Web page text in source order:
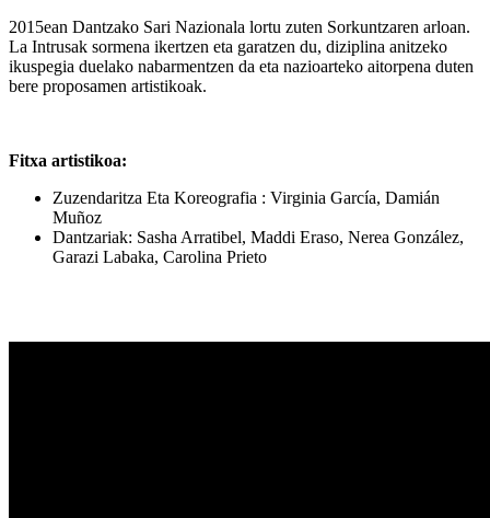
2015ean Dantzako Sari Nazionala lortu zuten Sorkuntzaren arloan.
La Intrusak sormena ikertzen eta garatzen du, diziplina anitzeko
ikuspegia duelako nabarmentzen da eta nazioarteko aitorpena duten
bere proposamen artistikoak.
Fitxa artistikoa:
Zuzendaritza Eta Koreografia : Virginia García, Damián
Muñoz
Dantzariak: Sasha Arratibel, Maddi Eraso, Nerea González,
Garazi Labaka, Carolina Prieto